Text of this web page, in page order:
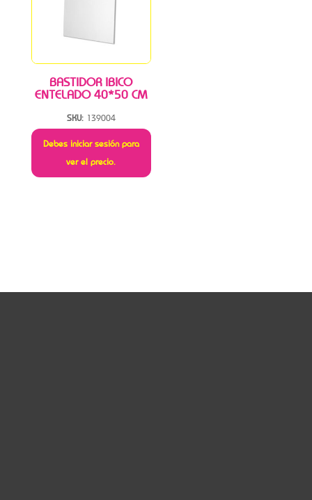
BASTIDOR IBICO
ENTELADO 40*50 CM
SKU: 139004
Debes iniciar sesión para
ver el precio.